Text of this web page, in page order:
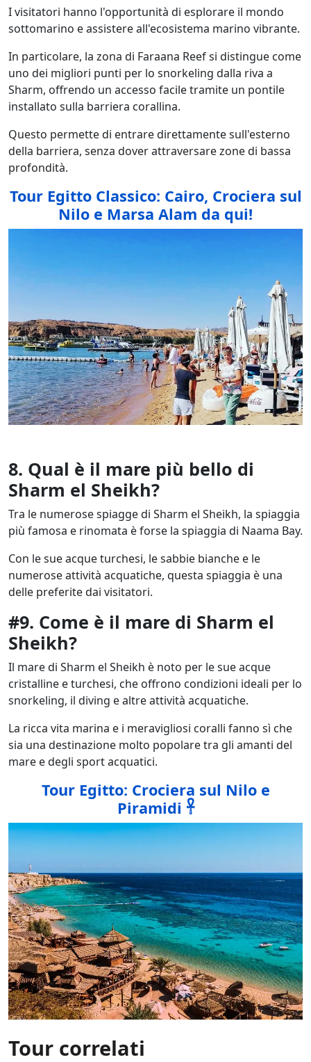
I visitatori hanno l'opportunità di esplorare il mondo
sottomarino e assistere all'ecosistema marino vibrante.
In particolare, la zona di Faraana Reef si distingue come
uno dei migliori punti per lo snorkeling dalla riva a
Sharm, offrendo un accesso facile tramite un pontile
installato sulla barriera corallina.
Questo permette di entrare direttamente sull'esterno
della barriera, senza dover attraversare zone di bassa
profondità.
Tour Egitto Classico: Cairo, Crociera sul
Nilo e Marsa Alam da qui!
8. Qual è il mare più bello di
Sharm el Sheikh?
Tra le numerose spiagge di Sharm el Sheikh, la spiaggia
più famosa e rinomata è forse la spiaggia di Naama Bay.
Con le sue acque turchesi, le sabbie bianche e le
numerose attività acquatiche, questa spiaggia è una
delle preferite dai visitatori.
#9. Come è il mare di Sharm el
Sheikh?
Il mare di Sharm el Sheikh è noto per le sue acque
cristalline e turchesi, che offrono condizioni ideali per lo
snorkeling, il diving e altre attività acquatiche.
La ricca vita marina e i meravigliosi coralli fanno sì che
sia una destinazione molto popolare tra gli amanti del
mare e degli sport acquatici.
Tour Egitto: Crociera sul Nilo e
Piramidi 𓋹
Tour correlati